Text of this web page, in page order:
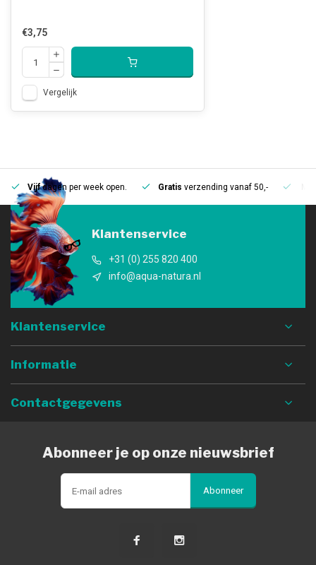
€3,75
Vergelijk
Vijfdagen per week open. Gratis verzending vanaf 50,-
Klantenservice
+31 (0) 255 820 400
info@aqua-natura.nl
Klantenservice
Informatie
Contactgegevens
Abonneer je op onze nieuwsbrief
Abonneer